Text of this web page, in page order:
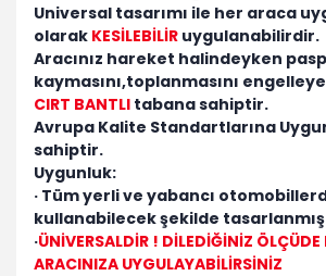
Universal tasarımı ile her araca
olarak KESİLEBİLİR uygulanabilirdir.
Aracınız hareket halindeyken
kaymasını,toplanmasını
CIRT BANTLI tabana sahiptir.
Avrupa Kalite Standartlarına
sahiptir.
Uygunluk:
· Tüm yerli ve yabancı
kullanabilecek şekilde
·ÜNİVERSALDİR ! DİLEDİĞİNİZ ÖLÇÜDE
ARACINIZA UYGULAYABİLİRSİNİZ